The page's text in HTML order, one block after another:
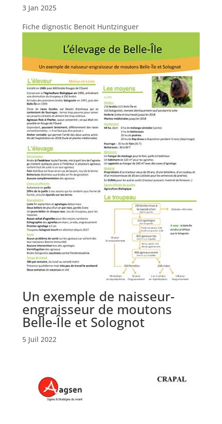
3 Jan 2025
Fiche dignostic Benoit Huntzinguer
Un exemple de naisseur-
engraisseur de moutons
Belle-Île et Solognot
5 Juil 2022